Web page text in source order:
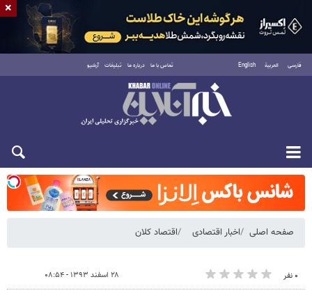
فارسی العربية English تماس با ما درباره ما تبلیغات آرشیو
شنبه ۱۷ مرداد ۱۴۰۵
صفحه اصلی اخبار اقتصادی اقتصاد کلان
۰ نفر ۲۸ اسفند ۱۳۹۳ - ۰۸:۵۴
×